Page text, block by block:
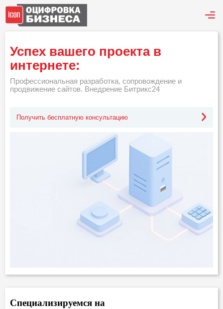
Успех вашего проекта в
интернете:
Профессиональная разработка, сопровождение и
продвижение сайтов. Внедрение Битрикс24
Получить бесплатную консультацию
Специализируемся на